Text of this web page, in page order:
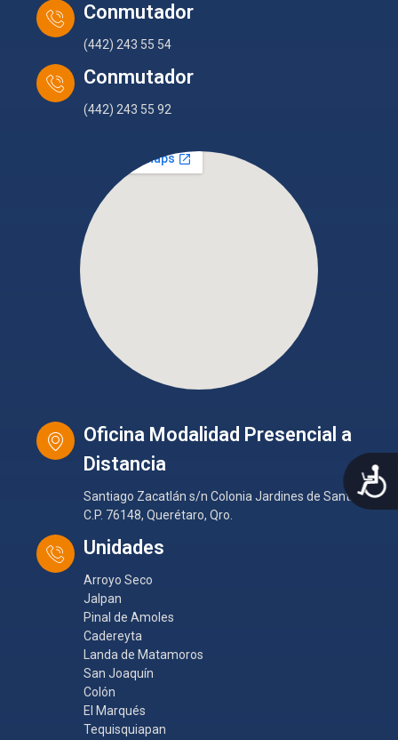
Conmutador
(442) 243 55 54
Conmutador
(442) 243 55 92
Oficina Modalidad Presencial a
Distancia
Santiago Zacatlán s/n Colonia Jardines de Santiago
C.P. 76148, Querétaro, Qro.
Unidades
Arroyo Seco
Jalpan
Pinal de Amoles
Cadereyta
Landa de Matamoros
San Joaquín
Colón
El Marqués
Tequisquiapan